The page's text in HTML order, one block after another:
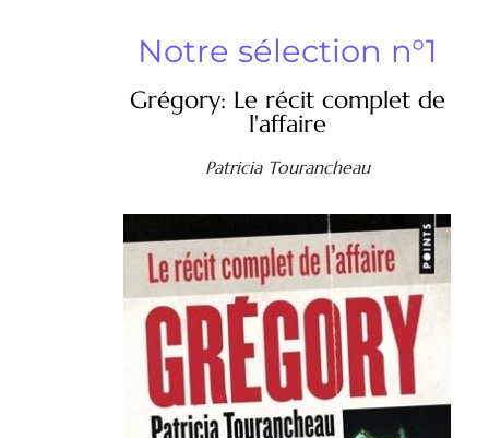
Notre sélection n°1
Grégory: Le récit complet de
l'affaire
Patricia Tourancheau